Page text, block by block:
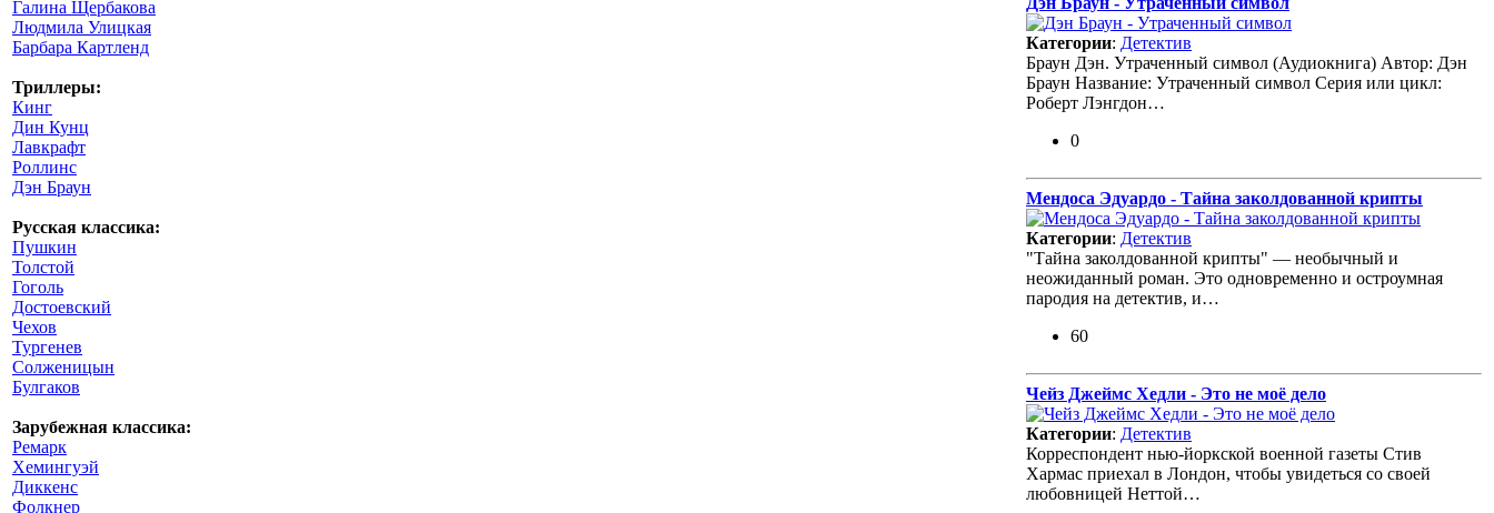
Галина Щербакова
Людмила Улицкая
Барбара Картленд
Триллеры:
Кинг
Дин Кунц
Лавкрафт
Роллинс
Дэн Браун
Русская классика:
Пушкин
Толстой
Гоголь
Достоевский
Чехов
Тургенев
Солженицын
Булгаков
Зарубежная классика:
Ремарк
Хемингуэй
Диккенс
Фолкнер
Категории: Детектив
Браун Дэн. Утраченный символ (Аудиокнига) Автор: Дэн
Браун Название: Утраченный символ Серия или цикл:
Роберт Лэнгдон…
0
Мендоса Эдуардо - Tайна заколдованной крипты
Категории: Детектив
"Тайна заколдованной крипты" — необычный и
неожиданный роман. Это одновременно и остроумная
пародия на детектив, и…
60
Чейз Джеймс Хедли - Это не моё дело
Категории: Детектив
Корреспондент нью-йоркской военной газеты Стив
Хармас приехал в Лондон, чтобы увидеться со своей
любовницей Неттой…